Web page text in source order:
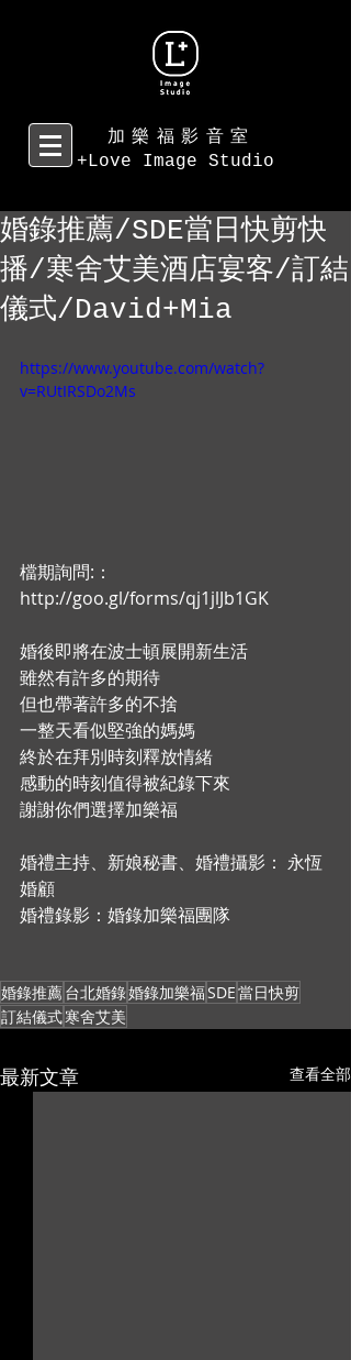
加樂福影音室
+Love Image Studio
婚錄推薦/SDE當日快剪快
播/寒舍艾美酒店宴客/訂結
儀式/David+Mia
https://www.youtube.com/watch?
v=RUtIRSDo2Ms
檔期詢問:：
http://goo.gl/forms/qj1jlJb1GK
婚後即將在波士頓展開新生活
雖然有許多的期待
但也帶著許多的不捨
一整天看似堅強的媽媽
終於在拜別時刻釋放情緒
感動的時刻值得被紀錄下來
謝謝你們選擇加樂福
婚禮主持、新娘秘書、婚禮攝影： 永恆
婚顧
婚禮錄影：婚錄加樂福團隊
婚錄推薦台北婚錄婚錄加樂福SDE當日快剪
訂結儀式寒舍艾美
最新文章 查看全部